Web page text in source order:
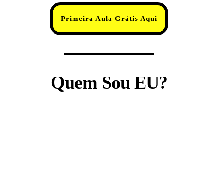
Primeira Aula Grátis Aqui
Quem Sou EU?